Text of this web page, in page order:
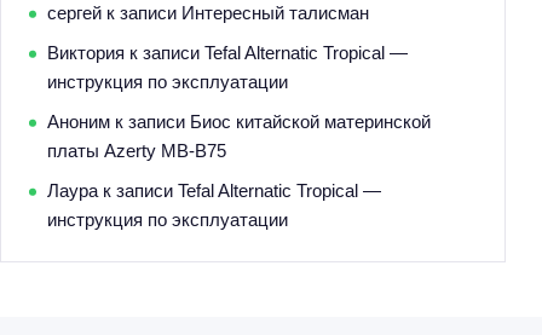
сергейк записи Интересный талисман
Виктория к записи Tefal Alternatic Tropical —
инструкция по эксплуатации
Анонимк записи Биос китайской материнской
платы Azerty MB-B75
Лаурак записи Tefal Alternatic Tropical —
инструкция по эксплуатации